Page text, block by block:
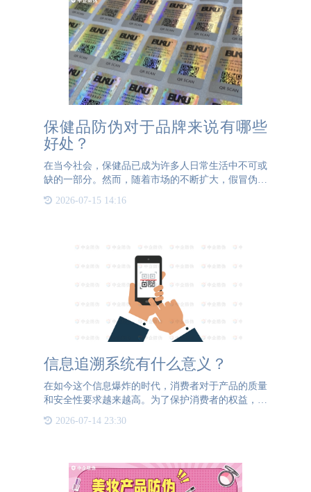
保健品防伪对于品牌来说有哪些
好处？
在当今社会，保健品已成为许多人日常生活中不可或
缺的一部分。然而，随着市场的不断扩大，假冒伪劣
产品也层出不穷，严重威胁到消费者的健康安全。因
此，保健品防伪对于消费者和品牌来说都显得尤为重
2026-07-15 14:16
信息追溯系统有什么意义？
在如今这个信息爆炸的时代，消费者对于产品的质量
和安全性要求越来越高。为了保护消费者的权益，维
防伪信息追溯系统是指一种通过技术手段将产品的产
2026-07-14 23:30